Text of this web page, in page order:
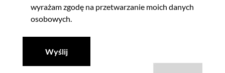
wyrażam zgodę na przetwarzanie moich danych
osobowych.